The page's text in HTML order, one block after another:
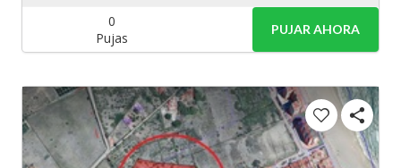
0
Pujas
PUJAR AHORA